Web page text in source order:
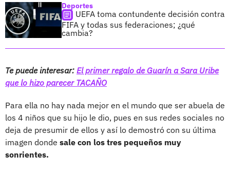
Deportes
UEFA toma contundente decisión contra
FIFA y todas sus federaciones; ¿qué
cambia?
Te puede interesar: El primer regalo de Guarín a Sara Uribe
que lo hizo parecer TACAÑO
Para ella no hay nada mejor en el mundo que ser abuela de
los 4 niños que su hijo le dio, pues en sus redes sociales no
deja de presumir de ellos y así lo demostró con su última
imagen donde sale con los tres pequeños muy
sonrientes.